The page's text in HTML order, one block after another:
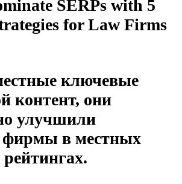
ключевые
контент, они
улучшили
фирмы в местных